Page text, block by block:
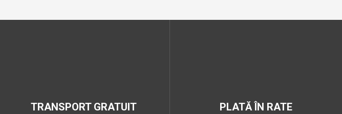
TRANSPORT GRATUIT PLATĂ ÎN RATE